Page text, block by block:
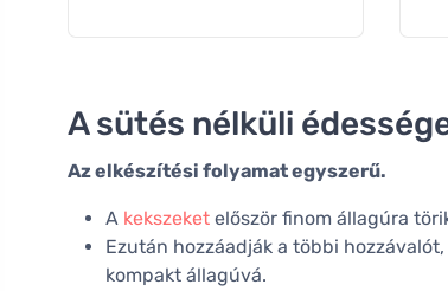
A sütés nélküli
Az elkészítési folyamat egyszerű.
A kekszeket először finom állagúra
Ezután hozzáadják a többi
kompakt állagúvá.